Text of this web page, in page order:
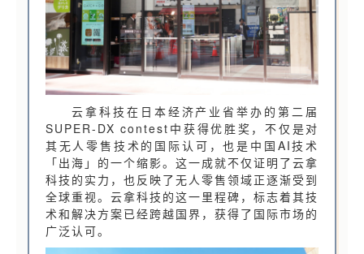
云拿科技在日本经济产业省举办的第二届
SUPER-DX contest中获得优胜奖，不仅是对
其无人零售技术的国际认可，也是中国AI技术
「出海」的一个缩影。这一成就不仅证明了云拿
科技的实力，也反映了无人零售领域正逐渐受到
全球重视。云拿科技的这一里程碑，标志着其技
术和解决方案已经跨越国界，获得了国际市场的
广泛认可。